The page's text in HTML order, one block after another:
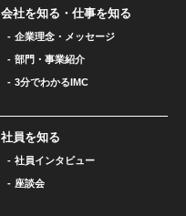
会社を知る・仕事を知る
企業理念・メッセージ
部門・事業紹介
3分でわかるIMC
社員を知る
社員インタビュー
座談会